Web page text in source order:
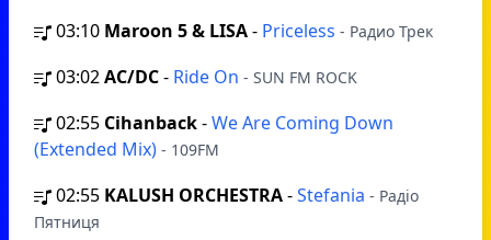
03:10 Maroon 5 & LISA- Priceless - Радио Трек
03:02AC/DC- Ride On - SUN FM ROCK
02:55 Cihanback-We Are Coming Down
(Extended Mix) - 109FM
02:55 KALUSH ORCHESTRA-Stefania - Радіо
Пятниця